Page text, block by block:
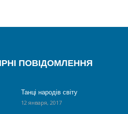
ПОВІДОМЛЕННЯ
Танці народів світу
12 января, 2017